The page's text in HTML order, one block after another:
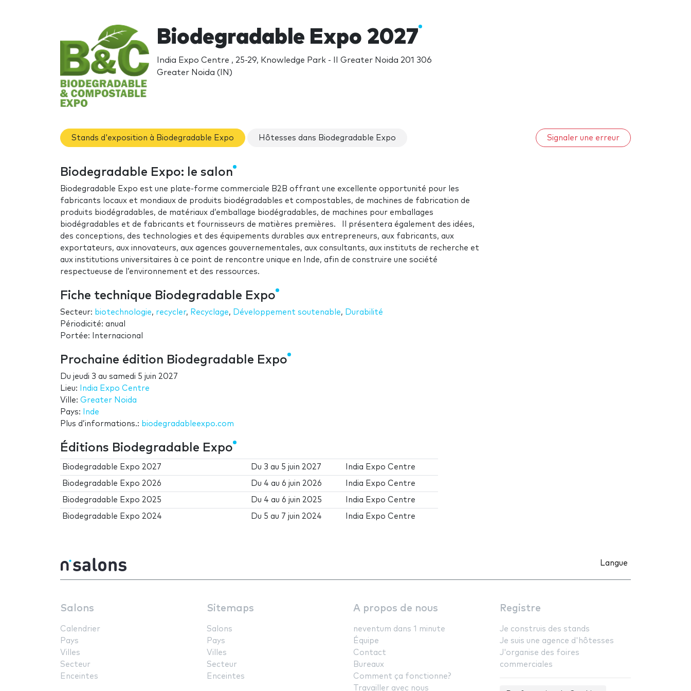
Biodegradable Expo 2027
India Expo Centre , 25-29, Knowledge Park - II Greater Noida 201 306
Greater Noida (IN)
Stands d'exposition à Biodegradable Expo Hôtesses dans Biodegradable Expo Signaler une erreur
Biodegradable Expo: le salon
Biodegradable Expo est une plate-forme commerciale B2B offrant une excellente opportunité pour les
fabricants locaux et mondiaux de produits biodégradables et compostables, de machines de fabrication de
produits biodégradables, de matériaux d’emballage biodégradables, de machines pour emballages
biodégradables et de fabricants et fournisseurs de matières premières. Il présentera également des idées,
des conceptions, des technologies et des équipements durables aux entrepreneurs, aux fabricants, aux
exportateurs, aux innovateurs, aux agences gouvernementales, aux consultants, aux instituts de recherche et
aux institutions universitaires à ce point de rencontre unique en Inde, afin de construire une société
respectueuse de l’environnement et des ressources.
Fiche technique Biodegradable Expo
Secteur: biotechnologie, recycler, Recyclage, Développement soutenable, Durabilité
Périodicité: anual
Portée: Internacional
Prochaine édition Biodegradable Expo
Du jeudi 3 au samedi 5 juin 2027
Lieu:
India Expo Centre
Ville: Greater Noida
Pays:
Inde
Plus d’informations.: biodegradableexpo.com
Éditions Biodegradable Expo
Biodegradable Expo 2027 Du 3 au 5 juin 2027 India Expo Centre
Biodegradable Expo 2026 Du 4 au6 juin 2026 India Expo Centre
Biodegradable Expo 2025 Du 4 au6 juin 2025 India Expo Centre
Biodegradable Expo 2024 Du 5 au 7 juin 2024 India Expo Centre
Langue
Salons
Calendrier
Pays
Villes
Secteur
Enceintes
Sitemaps
Salons
Pays
Villes
Secteur
Enceintes
A propos de nous
neventum dans 1 minute
Équipe
Contact
Bureaux
Comment ça fonctionne?
Travailler avec nous
Registre
Je construis des stands
Je suis une agence d'hôtesses
J'organise des foires
commerciales